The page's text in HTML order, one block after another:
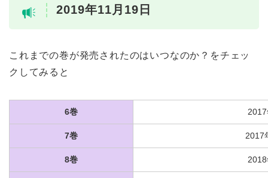
2019年11月19日
これまでの巻が発売されたのはいつなのか？をチェッ
クしてみると
6巻
7巻 2017
8巻